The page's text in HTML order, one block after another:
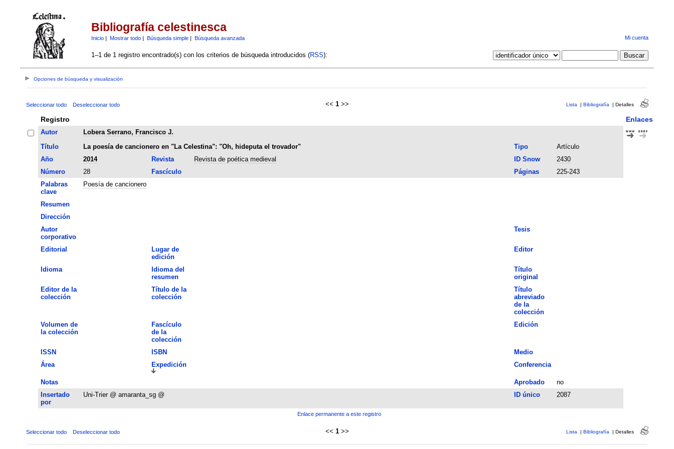
Bibliografía celestinesca
Inicio| Mostrar todo| Búsqueda simple| Búsqueda avanzada Mi cuenta
1–1 de 1 registro encontrado(s) con los criterios de búsqueda introducidos (RSS):
Opciones de búsqueda y visualización
Seleccionar todo Deseleccionar todo << 1 >> Lista | Bibliografía | Detalles
Registro Enlaces
Autor
Lobera Serrano, Francisco J.
Título
La poesía de cancionero en "La Celestina": "Oh, hideputa el trovador" Tipo
Artículo
Año
2014 Revista Revista de poética medieval ID Snow
2430
Número
28 Fascículo Páginas
225-243
Palabras
clave
Poesía de cancionero
Resumen
Dirección
Autor
corporativo
Tesis
Editorial
Lugar de
edición
Editor
Idioma
Idioma del
resumen
Título
original
Editor de la
colección
Título de la
colección
Título
abreviado
de la
colección
Volumen de
la colección
Fascículo
de la
colección
Edición
ISSN ISBN
Medio
Área
Expedición Conferencia
Notas Aprobado
no
Insertado
por
Uni-Trier @ amaranta_sg @ ID único 2087
Enlace permanente a este registro
Seleccionar todo Deseleccionar todo << 1 >> Lista | Bibliografía | Detalles